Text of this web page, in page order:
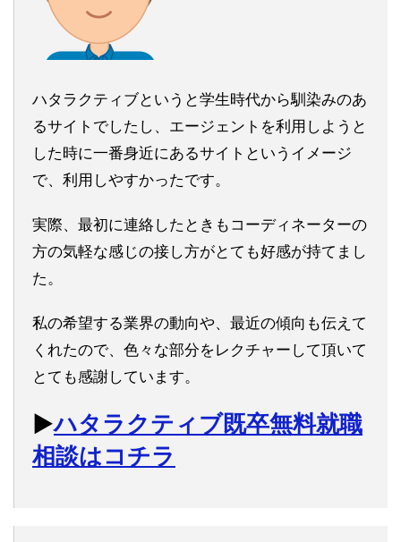
ハタラクティブというと学生時代から馴染みのあ
るサイトでしたし、エージェントを利用しようと
した時に一番身近にあるサイトというイメージ
で、利用しやすかったです。
実際、最初に連絡したときもコーディネーターの
方の気軽な感じの接し方がとても好感が持てまし
た。
私の希望する業界の動向や、最近の傾向も伝えて
くれたので、色々な部分をレクチャーして頂いて
とても感謝しています。
▶︎ハタラクティブ既卒無料就職
相談はコチラ